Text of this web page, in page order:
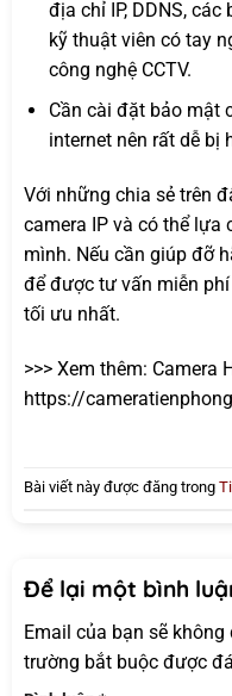
địa chỉ IP, DDNS,
kỹ thuật viên có tay
công nghệ CCTV.
Cần cài đặt bảo mật
internet nên rất dễ bị
Với những chia sẻ trên
camera IP và có thể lựa
mình. Nếu cần giúp đỡ
để được tư vấn miễn
tối ưu nhất.
>>> Xem thêm: Camera
https://
Bài viết này được đăng trong
Để lại một bình
Email của bạn sẽ
trường bắt buộc được